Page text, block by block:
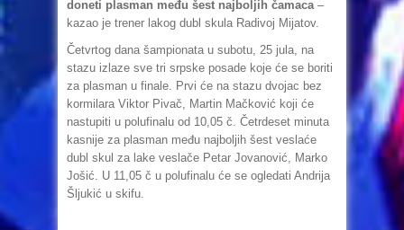
doneti plasman među šest najboljih čamaca –
kazao je trener lakog dubl skula Radivoj Mijatov.
Četvrtog dana šampionata u subotu, 25 jula, na
stazu izlaze sve tri srpske posade koje će se boriti
za plasman u finale. Prvi će na stazu dvojac bez
kormilara Viktor Pivač, Martin Mačković koji će
nastupiti u polufinalu od 10,05 č. Četrdeset minuta
kasnije za plasman među najboljih šest veslaće
dubl skul za lake veslače Petar Jovanović, Marko
Jošić. U 11,05 č u polufinalu će se ogledati Andrija
Šljukić u skifu.